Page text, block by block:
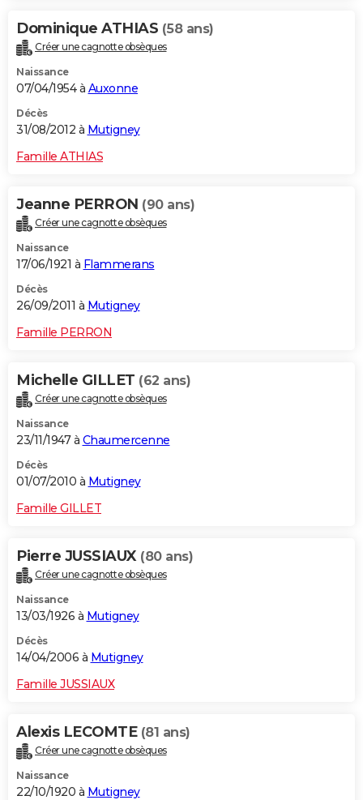
Dominique ATHIAS (58 ans)
Créer une cagnotte obsèques
Naissance
07/04/1954 à Auxonne
Décès
31/08/2012 à Mutigney
Famille ATHIAS
Jeanne PERRON (90 ans)
Créer une cagnotte obsèques
Naissance
17/06/1921 à Flammerans
Décès
26/09/2011 à Mutigney
Famille PERRON
Michelle GILLET (62 ans)
Créer une cagnotte obsèques
Naissance
23/11/1947 à Chaumercenne
Décès
01/07/2010 à Mutigney
Famille GILLET
Pierre JUSSIAUX (80 ans)
Créer une cagnotte obsèques
Naissance
13/03/1926 à Mutigney
Décès
14/04/2006 à Mutigney
Famille JUSSIAUX
Alexis LECOMTE (81 ans)
Créer une cagnotte obsèques
Naissance
22/10/1920 à Mutigney